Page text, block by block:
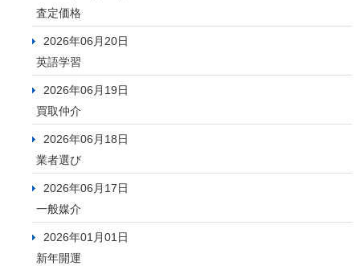
査定価格
2026年06月20日
英語学習
2026年06月19日
買取仲介
2026年06月18日
業者選び
2026年06月17日
一般媒介
2026年01月01日
新年開運